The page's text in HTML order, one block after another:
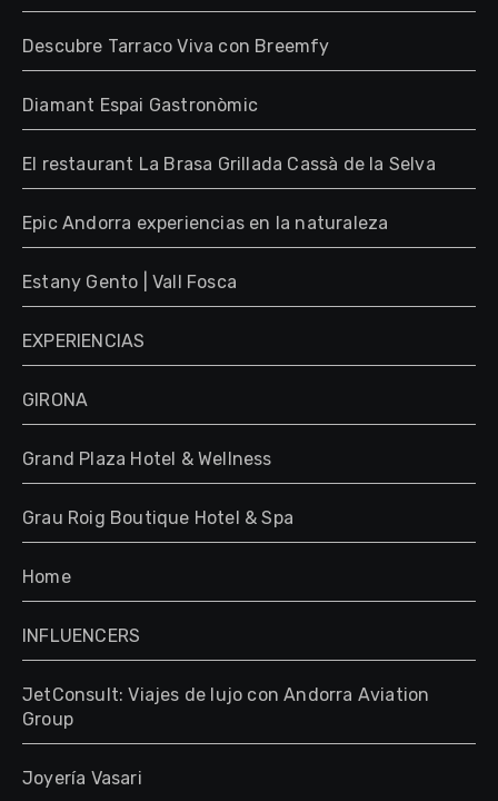
Descubre Tarraco Viva con Breemfy
Diamant Espai Gastronòmic
El restaurant La Brasa Grillada Cassà de la Selva
Epic Andorra experiencias en la naturaleza
Estany Gento | Vall Fosca
EXPERIENCIAS
GIRONA
Grand Plaza Hotel & Wellness
Grau Roig Boutique Hotel & Spa
Home
INFLUENCERS
JetConsult: Viajes de lujo con Andorra Aviation
Group
Joyería Vasari